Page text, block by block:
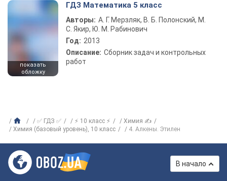
показать
обложку
ГДЗ Математика 5 класс
Авторы: А. Г. Мерзляк, В. Б. Полонский, М.
С. Якир, Ю. М. Рабинович
Год: 2013
Описание: Сборник задач и контрольных
работ
✅ ГДЗ ✅ ⚡ 10 класс ⚡
Химия ✍
Химия (базовый уровень), 10 класс
4. Алкены. Этилен
В начало